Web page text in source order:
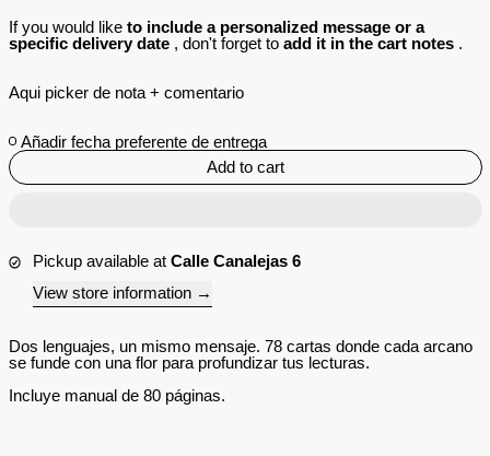
If you would like to include a personalized message or a
specific delivery date, don't forget to add it in the cart notes.
Aqui picker de nota + comentario
Añadir fecha preferente de entrega
Add to cart
Pickup available at Calle Canalejas 6
View store information
Dos lenguajes, un mismo mensaje. 78 cartas donde cada arcano
se funde con una flor para profundizar tus lecturas.
Incluye manual de 80 páginas.